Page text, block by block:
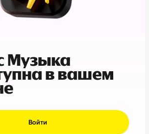
Музыка
в вашем
Войти